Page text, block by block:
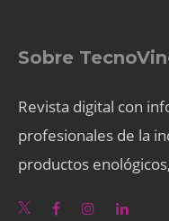
Sobre
Revista digital con
profesionales de la
productos